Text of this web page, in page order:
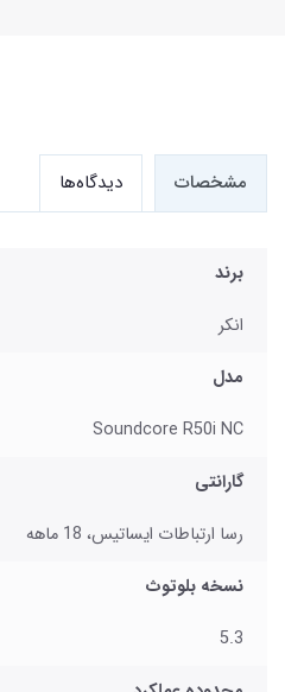
مشخصات دیدگاه‌ها
برند
انکر
مدل
Soundcore R50i NC
گارانتی
رسا ارتباطات ایساتیس، 18 ماهه
نسخه بلوتوث
5.3